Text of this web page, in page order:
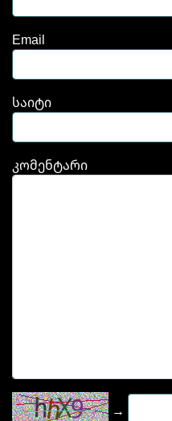
Email
საიტი
კომენტარი
→